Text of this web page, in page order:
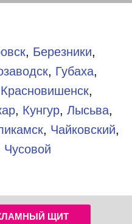
, Березники,
, Губаха,
Красновишенск,
, Кунгур, Лысьва,
, Чайковский,
Чусовой
ЩИТ